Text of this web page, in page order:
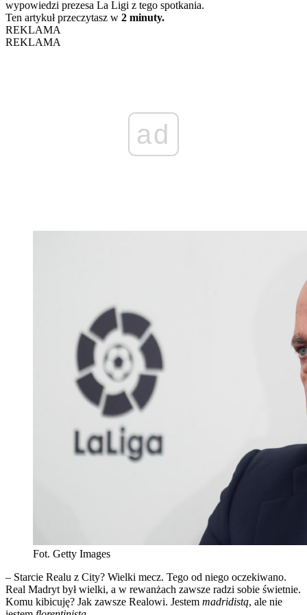
wypowiedzi prezesa La Ligi z tego spotkania.
Ten artykuł przeczytasz w 2 minuty.
REKLAMA
REKLAMA
ad
Fot. Getty Images
– Starcie Realu z City? Wielki mecz. Tego od niego oczekiwano.
Real Madryt był wielki, a w rewanżach zawsze radzi sobie świetnie.
Komu kibicuję? Jak zawsze Realowi. Jestem madridistą, ale nie